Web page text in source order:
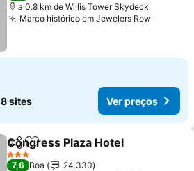
a 0.8 km de Willis Tower Skydeck
Marco histórico em Jewelers RowVer
8 sites Ver preços
PartilharAdicionar aos favoritos
Congress Plaza Hotel
3 Estrelas
7,6 Boa
24.330